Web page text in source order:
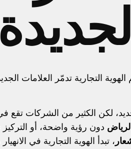
الجديدة
لكن الكثير من الشركات تقع
دون رؤية واضحة، أو
، تبدأ الهوية التجارية في